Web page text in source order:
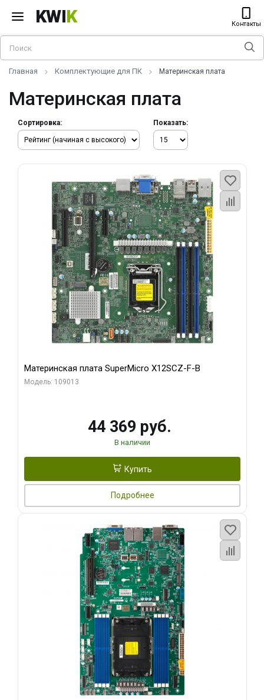
KWIK Контакты
Главная Комплектующие для ПК Материнская плата
Материнская плата
Сортировка: Показать:
Материнская плата SuperMicro X12SCZ-F-B
Модель: 109013
44 369 руб.
В наличии
Купить
Подробнее